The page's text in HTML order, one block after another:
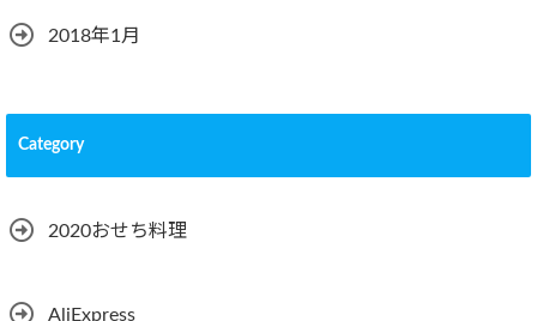
2018年1月
Category
2020おせち料理
AliExpress